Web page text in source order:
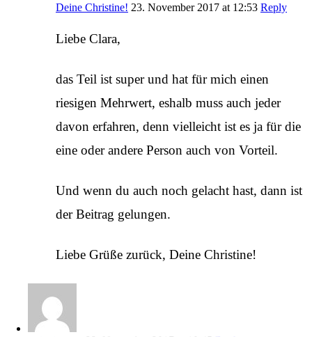
Deine Christine! 23. November 2017 at 12:53 Reply
Liebe Clara,
das Teil ist super und hat für mich einen
riesigen Mehrwert, eshalb muss auch jeder
davon erfahren, denn vielleicht ist es ja für die
eine oder andere Person auch von Vorteil.
Und wenn du auch noch gelacht hast, dann ist
der Beitrag gelungen.
Liebe Grüße zurück, Deine Christine!